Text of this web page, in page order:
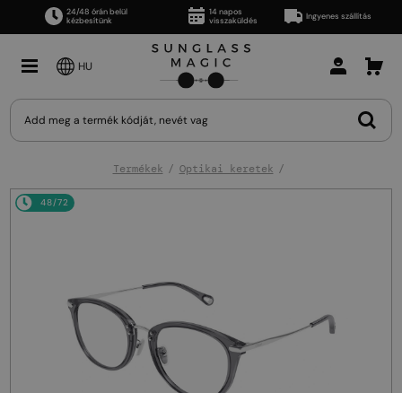
24/48 órán belül
kézbesítünk
14 napos
visszaküldés
Ingyenes szállítás
HU
Termékek Optikai keretek
48/72